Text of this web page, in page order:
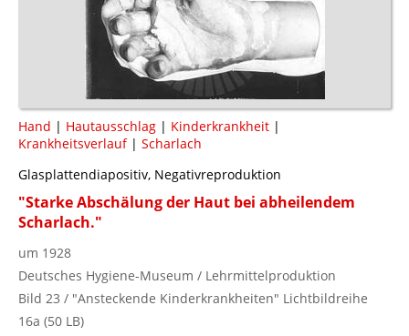
Hand | Hautausschlag | Kinderkrankheit |
Krankheitsverlauf| Scharlach
Glasplattendiapositiv, Negativreproduktion
"Starke Abschälung der Haut bei abheilendem
Scharlach."
um 1928
Deutsches Hygiene-Museum / Lehrmittelproduktion
Bild 23 / "Ansteckende Kinderkrankheiten" Lichtbildreihe
16a (50 LB)